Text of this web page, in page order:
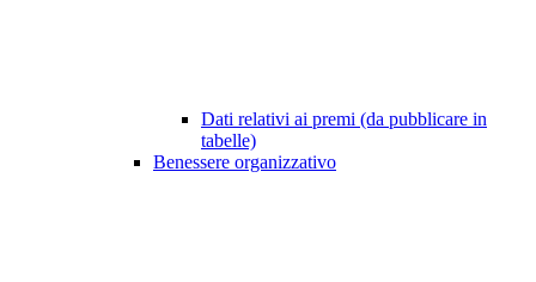
Dati relativi ai premi (da pubblicare in
tabelle)
Benessere organizzativo